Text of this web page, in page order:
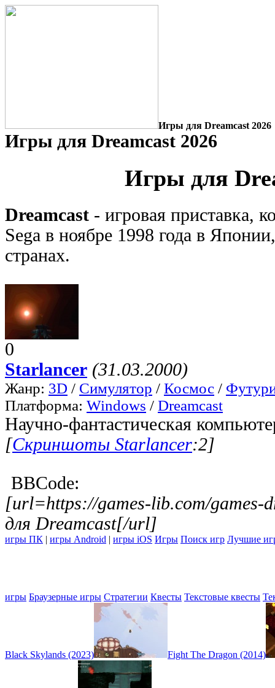
Игры для Dreamcast 2026
Игры для Dreamcast 2026
Игры для
Dreamcast - игровая приставка,
Sega в ноябре 1998 года в
странах.
0
Starlancer (31.03.2000)
Жанр: 3D / Симулятор / Космос /
Платформа: Windows / Dreamcast
Научно-фантастическая
[Скриншоты Starlancer:2]
BBCode:
[url=https://games-lib.com/games-
для Dreamcast[/url]
игры ПК | игры Android | игры iOS Игры Поиск игр Лучшие
игры Браузерные игры Стратегии Квесты Текстовые квесты
Black Skylands (2023) Fight The Dragon (2014)